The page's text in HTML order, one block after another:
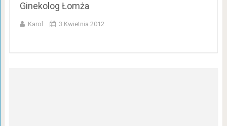
Ginekolog Łomża
Karol 3 Kwietnia 2012